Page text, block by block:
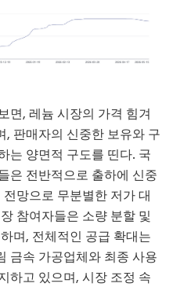
면, 레늄 시장의 가격 힘겨
, 판매자의 신중한 보유와 구
는 양면적 구도를 띤다. 국
은 전반적으로 출하에 신중
망으로 무분별한 저가 대
참여자들은 소량 분할 및
며, 전체적인 공급 확대는
금속 가공업체와 최종 사용
하고 있으며, 시장 조정 속